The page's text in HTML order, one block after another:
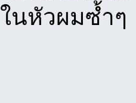
ในหัวผมซ้ำๆ